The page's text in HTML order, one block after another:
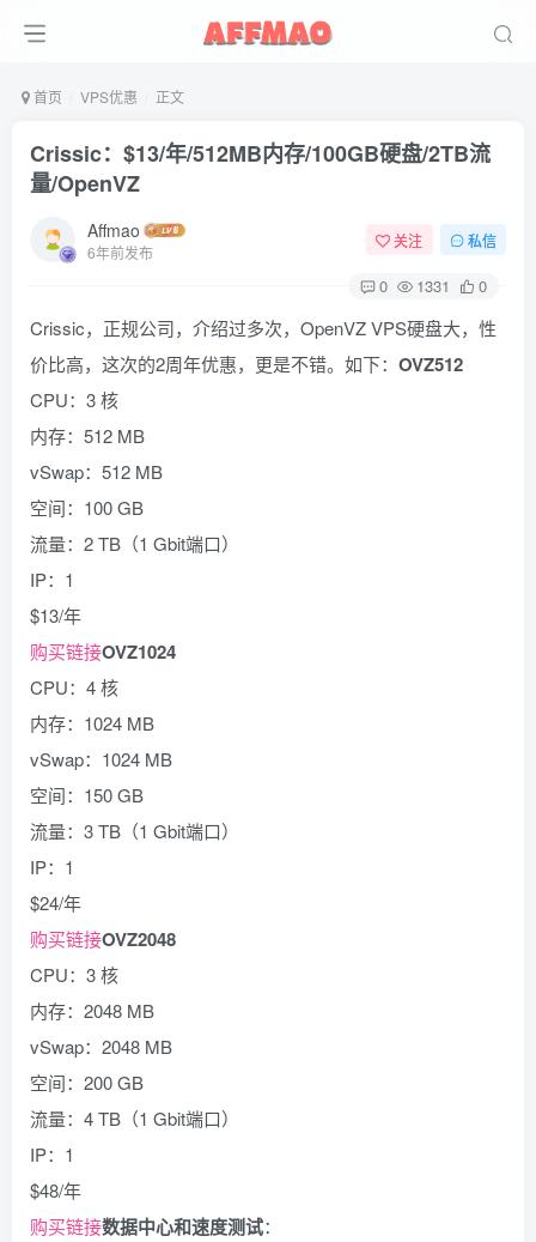
首页 VPS优惠 正文
Crissic：$13/年/512MB内存/100GB硬盘/2TB流
量/OpenVZ
Affmao
6年前发布
关注 私信
0 1331 0
Crissic，正规公司，介绍过多次，OpenVZ VPS硬盘大，性
价比高，这次的2周年优惠，更是不错。如下： OVZ512
CPU：3 核
内存：512 MB
vSwap：512 MB
空间：100 GB
流量：2 TB（1 Gbit端口）
IP：1
$13/年
购买链接OVZ1024
CPU：4 核
内存：1024 MB
vSwap：1024 MB
空间：150 GB
流量：3 TB（1 Gbit端口）
IP：1
$24/年
购买链接OVZ2048
CPU：3 核
内存：2048 MB
vSwap：2048 MB
空间：200 GB
流量：4 TB（1 Gbit端口）
IP：1
$48/年
购买链接数据中心和速度测试：